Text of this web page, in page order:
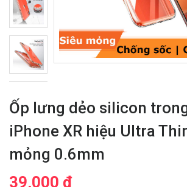
Ốp lưng dẻo silicon
iPhone XR hiệu Ultra
mỏng 0.6mm
39,000 đ